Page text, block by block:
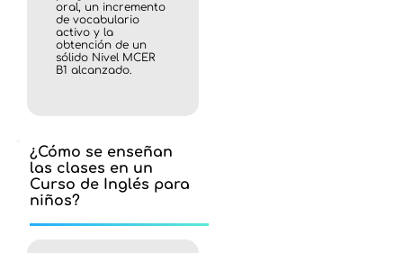
oral, un incremento
de vocabulario
activo y la
obtención de un
sólido Nivel MCER
B1 alcanzado.
¿Cómo se enseñan
las clases en un
Curso de Inglés para
niños?